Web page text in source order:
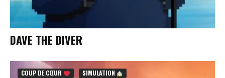
DAVE THE DIVER
COUP DE CŒUR SIMULATION